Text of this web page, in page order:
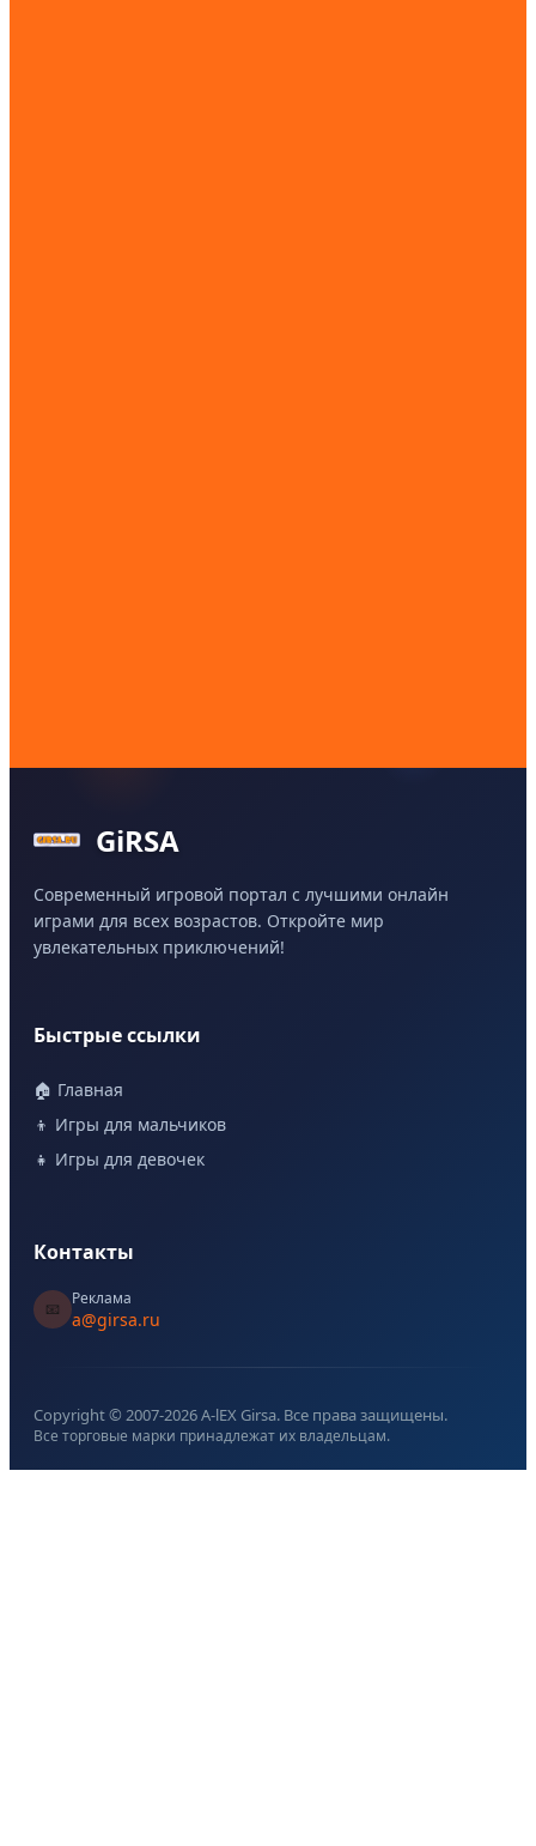
GiRSA
Современный игровой портал с лучшими онлайн
играми для всех возрастов. Откройте мир
увлекательных приключений!
Быстрые ссылки
🏠 Главная
👦 Игры для мальчиков
👧 Игры для девочек
Контакты
📧
Реклама
a@girsa.ru
Copyright © 2007-2026A-lEX Girsa. Все права защищены.
Все торговые марки принадлежат их владельцам.